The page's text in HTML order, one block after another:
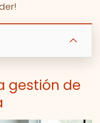
gestión de